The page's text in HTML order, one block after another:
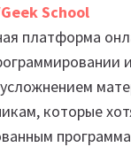
School
платформа
которые